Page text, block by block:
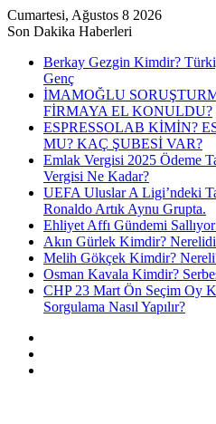
Cumartesi, Ağustos 8 2026
Son Dakika Haberleri
Berkay Gezgin Kimdir?
Genç
İMAMOĞLU
FİRMAYA EL KONULDU?
ESPRESSOLAB KİMİN?
MU? KAÇ ŞUBESİ VAR?
Emlak Vergisi 2025 Ödeme
Vergisi Ne Kadar?
UEFA Uluslar A Ligi’ndeki
Ronaldo Artık Aynu Grupta.
Ehliyet Affı Gündemi
Akın Gürlek Kimdir?
Melih Gökçek Kimdir?
Osman Kavala Kimdir?
CHP 23 Mart Ön Seçim Oy
Sorgulama Nasıl Yapılır?